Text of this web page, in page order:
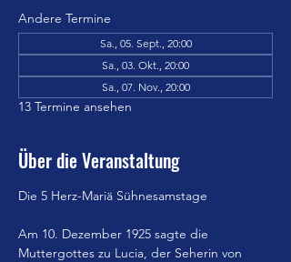
Andere Termine
Sa., 05. Sept., 20:00
Sa., 03. Okt., 20:00
Sa., 07. Nov., 20:00
13 Termine ansehen
Über die Veranstaltung
Die 5 Herz-Mariä Sühnesamstage
Am 10. Dezember 1925 sagte die
Muttergottes zu Lucia, der Seherin von